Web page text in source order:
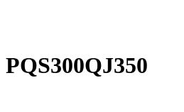
PQS300QJ350